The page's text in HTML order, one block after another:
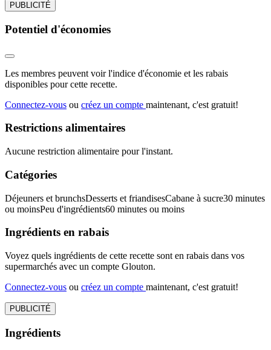
PUBLICITÉ
Potentiel d'économies
Les membres peuvent voir l'indice d'économie et les rabais
disponibles pour cette recette.
Connectez-vous ou créez un compte maintenant, c'est gratuit!
Restrictions alimentaires
Aucune restriction alimentaire pour l'instant.
Catégories
Déjeuners et brunchsDesserts et friandisesCabane à sucre30 minutes
ou moinsPeu d'ingrédients60 minutes ou moins
Ingrédients en rabais
Voyez quels ingrédients de cette recette sont en rabais dans vos
supermarchés avec un compte Glouton.
Connectez-vous ou créez un compte maintenant, c'est gratuit!
PUBLICITÉ
Ingrédients